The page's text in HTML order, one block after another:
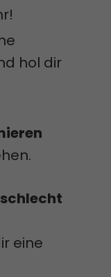
hol dir
eine